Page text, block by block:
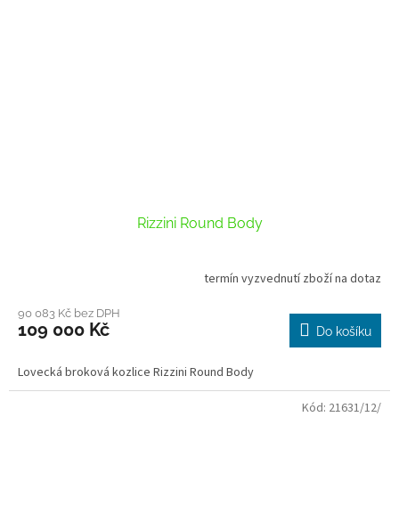
Rizzini Round Body
termín vyzvednutí zboží na dotaz
90 083 Kč bez DPH
109 000 Kč Do košíku
Lovecká broková kozlice Rizzini Round Body
Kód: 21631/12/